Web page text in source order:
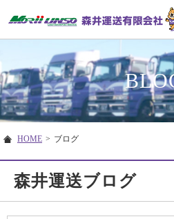
HOME > ブログ
森井運送ブログ